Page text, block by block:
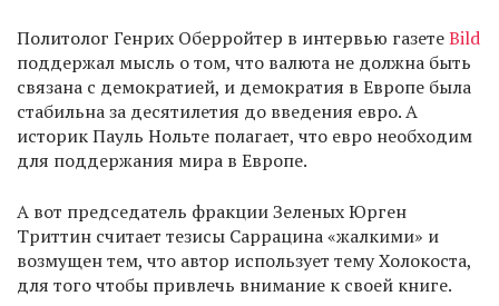
Политолог Генрих Оберройтер в интервью газетеBild
поддержал мысль о том, что валюта не должна быть
связана с демократией, и демократия в Европе была
стабильна за десятилетия до введения евро. А
историк Пауль Нольте полагает, что евро необходим
для поддержания мира в Европе.
А вот председатель фракции Зеленых Юрген
Триттин считает тезисы Саррацина «жалкими» и
возмущен тем, что автор использует тему Холокоста,
для того чтобы привлечь внимание к своей книге.